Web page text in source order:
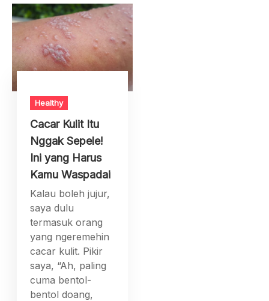
Healthy
Cacar Kulit Itu
Nggak Sepele!
Ini yang Harus
Kamu Waspadai
Kalau boleh jujur,
saya dulu
termasuk orang
yang ngeremehin
cacar kulit. Pikir
saya, “Ah, paling
cuma bentol-
bentol doang,